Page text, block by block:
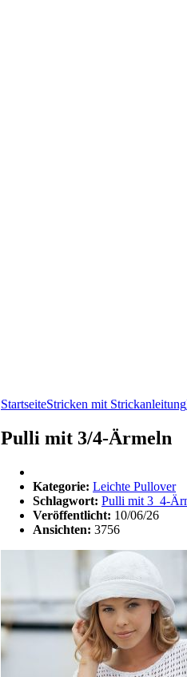
StartseiteStricken mit Strickanleitung
Pulli mit 3/4-Ärmeln
Kategorie: Leichte Pullover
Schlagwort: Pulli mit 3_4-
Veröffentlicht: 10/06/26
Ansichten: 3756